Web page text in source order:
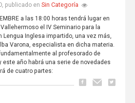
publicado en Sin Categoría
a las 18:00 horas tendrá lugar en
el IV Seminario para la
Lengua Inglesa impartido, una vez más,
Varona, especialista en dicha materia.
al profesorado de
año habrá una serie de novedades
de cuatro partes: